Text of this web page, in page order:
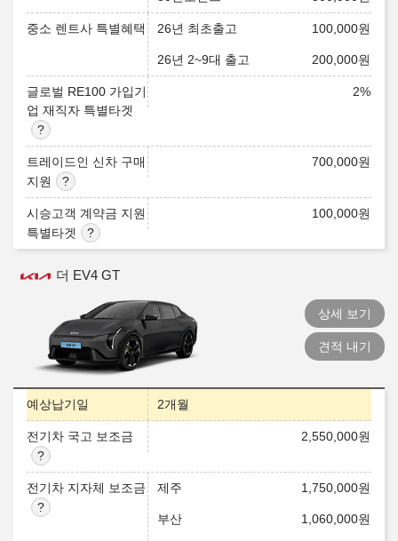
중소 렌트사 특별혜택 26년 최초출고 100,000원
26년 2~9대 출고 200,000원
글로벌 RE100 가입기
업 재직자 특별타겟
2%
트레이드인 신차 구매
지원
700,000원
시승고객 계약금 지원
특별타겟
100,000원
더 EV4 GT
상세 보기
견적 내기
예상납기일 2개월
전기차 국고 보조금 2,550,000원
전기차 지자체 보조금 제주 1,750,000원
부산 1,060,000원